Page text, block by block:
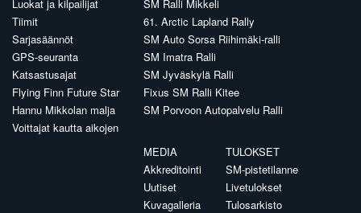
Luokat ja kilpailijat
Tiimit
Sarjasäännöt
GPS-seuranta
Katsastusajat
Flying Finn Future Star
Hannu Mikkolan malja
Voittajat kautta aikojen
SM Ralli Mikkeli
61. Arctic Lapland Rally
SM Auto Sorsa Riihimäki-ralli
SM Imatra Ralli
SM Jyväskylä Ralli
Fixus SM Ralli Kitee
SM Porvoon Autopalvelu Ralli
MEDIA
Akkreditointi
Uutiset
Kuvagalleria
TULOKSET
SM-pistetilanne
Livetulokset
Tulosarkisto